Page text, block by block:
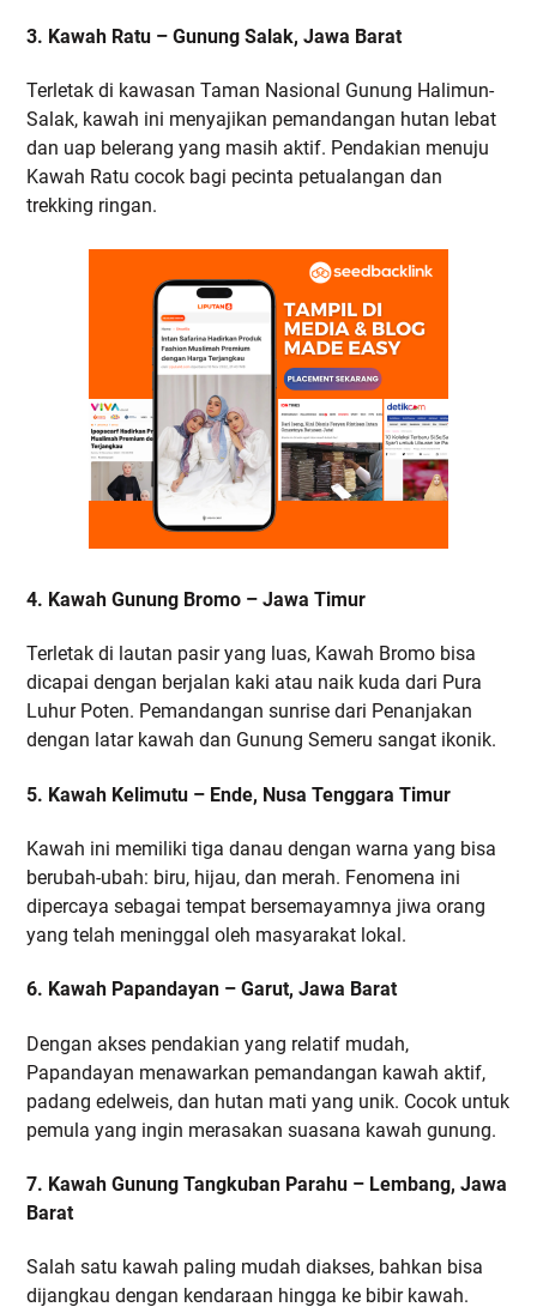
3. Kawah Ratu – Gunung Salak, Jawa Barat
Terletak di kawasan Taman Nasional Gunung Halimun-
Salak, kawah ini menyajikan pemandangan hutan lebat
dan uap belerang yang masih aktif. Pendakian menuju
Kawah Ratu cocok bagi pecinta petualangan dan
trekking ringan.
4. Kawah Gunung Bromo – Jawa Timur
Terletak di lautan pasir yang luas, Kawah Bromo bisa
dicapai dengan berjalan kaki atau naik kuda dari Pura
Luhur Poten. Pemandangan sunrise dari Penanjakan
dengan latar kawah dan Gunung Semeru sangat ikonik.
5. Kawah Kelimutu – Ende, Nusa Tenggara Timur
Kawah ini memiliki tiga danau dengan warna yang bisa
berubah-ubah: biru, hijau, dan merah. Fenomena ini
dipercaya sebagai tempat bersemayamnya jiwa orang
yang telah meninggal oleh masyarakat lokal.
6. Kawah Papandayan – Garut, Jawa Barat
Dengan akses pendakian yang relatif mudah,
Papandayan menawarkan pemandangan kawah aktif,
padang edelweis, dan hutan mati yang unik. Cocok untuk
pemula yang ingin merasakan suasana kawah gunung.
7. Kawah Gunung Tangkuban Parahu – Lembang, Jawa
Barat
Salah satu kawah paling mudah diakses, bahkan bisa
dijangkau dengan kendaraan hingga ke bibir kawah.